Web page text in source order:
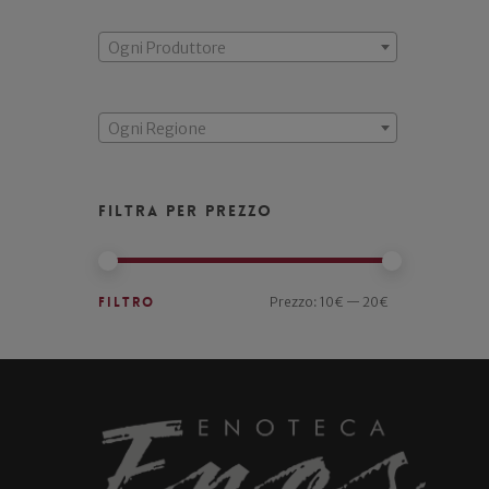
Ogni Produttore
Ogni Regione
Filtra per prezzo
Filtro Prezzo: 10€ — 20€